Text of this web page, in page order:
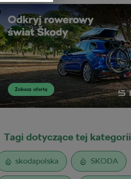
Tagi dotyczące tej kategorii
skodapolska SKODA